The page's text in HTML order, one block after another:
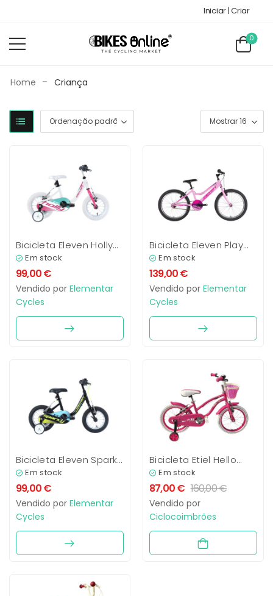
Iniciar | Criar
0
Home - Criança
Bicicleta Eleven Holly
12″Em stock
99,00€
Vendido por Elementar
Cycles
Bicicleta Eleven Play
20″Em stock
139,00€
Vendido por Elementar
Cycles
Bicicleta Eleven Sparky
12′ e 16′
Em stock
99,00€
Vendido por Elementar
Cycles
Bicicleta Etiel Hello
MyMy 16″
Em stock
87,00€ 160,00€
Vendido por
Ciclocoimbrões